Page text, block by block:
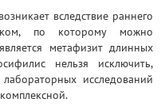
вследствие раннего
по которому можно
метафизит длинных
нельзя исключить,
исследований